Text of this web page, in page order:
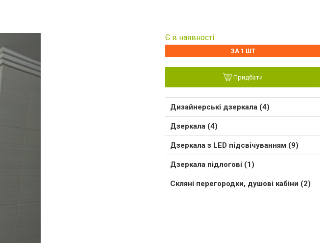
Є в наявності
ЗА 1 ШТ
Придбати
Дизайнерські дзеркала (4)
Дзеркала (4)
Дзеркала з LED підсвічуванням (9)
Дзеркала підлогові (1)
Скляні перегородки, душові кабіни (2)